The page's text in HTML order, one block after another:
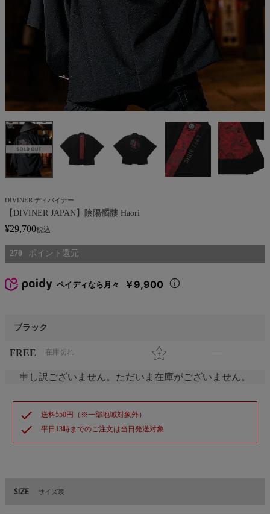
DIVINER ディバイナー
【DIVINER JAPAN】陰陽髑髏 Haori
¥29,700税込
270
ペイディなら月々 ￥9,900
ブラック
FREE 在庫切れ —
申し訳ございません。ただいま在庫がございません。
check 送料550円（※一部地域対象外）
check 平日13時までのご注文は当日発送対象
SIZE サイズ表